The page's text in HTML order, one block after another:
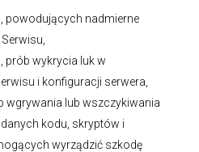
powodujących nadmierne
prób wykrycia luk w
i konfiguracji serwera,
wgrywania lub wszczykiwania
kodu, skryptów i
wyrządzić szkodę